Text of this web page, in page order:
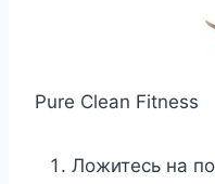
Pure Clean Fitness
Ложитесь на